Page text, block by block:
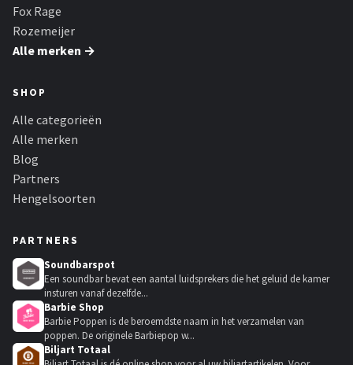
Fox Rage
Rozemeijer
Alle merken →
SHOP
Alle categorieën
Alle merken
Blog
Partners
Hengelsoorten
PARTNERS
Soundbarspot
Een soundbar bevat een aantal luidsprekers die het geluid de kamer
insturen vanaf dezelfde...
Barbie Shop
Barbie Poppen is de beroemdste naam in het verzamelen van
poppen. De originele Barbiepop w...
Biljart Totaal